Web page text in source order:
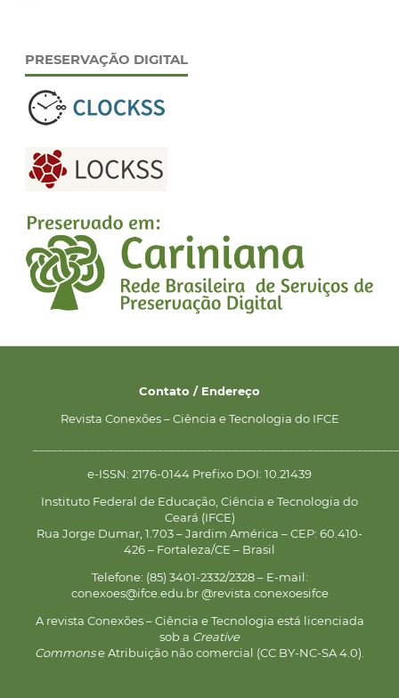
PRESERVAÇÃO DIGITAL
Contato / Endereço
Revista Conexões – Ciência e Tecnologia do IFCE
e-ISSN: 2176-0144 Prefixo DOI: 10.21439
Instituto Federal de Educação, Ciência e Tecnologia do
Ceará (IFCE)
Rua Jorge Dumar, 1.703 – Jardim América – CEP: 60.410-
426 – Fortaleza/CE – Brasil
Telefone: (85) 3401-2332/2328 – E-mail:
conexoes@ifce.edu.br @revista.conexoesifce
A revista Conexões – Ciência e Tecnologia está licenciada
sob a Creative
Commonse Atribuição não comercial (CC BY-NC-SA 4.0).